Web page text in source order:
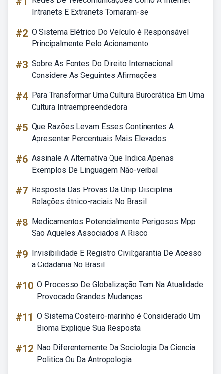
Intranets E Extranets Tornaram-se
#2 O Sistema Elétrico Do Veículo é Responsável
Principalmente Pelo Acionamento
#3 Sobre As Fontes Do Direito Internacional
Considere As Seguintes Afirmações
#4 Para Transformar Uma Cultura Burocrática Em Uma
Cultura Intraempreendedora
#5 Que Razões Levam Esses Continentes A
Apresentar Percentuais Mais Elevados
#6 Assinale A Alternativa Que Indica Apenas
Exemplos De Linguagem Não-verbal
#7 Resposta Das Provas Da Unip Disciplina
Relações étnico-raciais No Brasil
#8 Medicamentos Potencialmente Perigosos Mpp
Sao Aqueles Associados A Risco
#9 Invisibilidade E Registro Civil:garantia De Acesso
à Cidadania No Brasil
#10 O Processo De Globalização Tem Na Atualidade
Provocado Grandes Mudanças
#11 O Sistema Costeiro-marinho é Considerado Um
Bioma Explique Sua Resposta
#12 Nao Diferentemente Da Sociologia Da Ciencia
Politica Ou Da Antropologia